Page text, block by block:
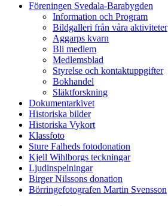
Föreningen Svedala-Barabygden
Information och Program
Bildgalleri från våra aktiviteter
Aggarps kvarn
Bli medlem
Medlemsblad
Styrelse och kontaktuppgifter
Bokhandel
Släktforskning
Dokumentarkivet
Historiska bilder
Historiska Vykort
Klassfoto
Sture Falheds fotodonation
Kjell Wihlborgs teckningar
Ljudinspelningar
Birger Nilssons donation
Börringefotografen Martin Svensson